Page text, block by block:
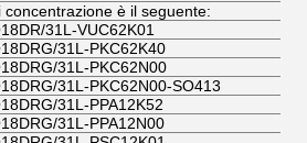
concentrazione è il seguente:
31L-VUC62K01
31L-PKC62K40
31L-PKC62N00
31L-PKC62N00-SO413
31L-PPA12K52
31L-PPA12N00